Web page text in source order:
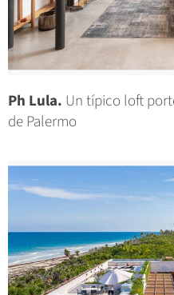
Ph Lula. Un típico loft
de Palermo